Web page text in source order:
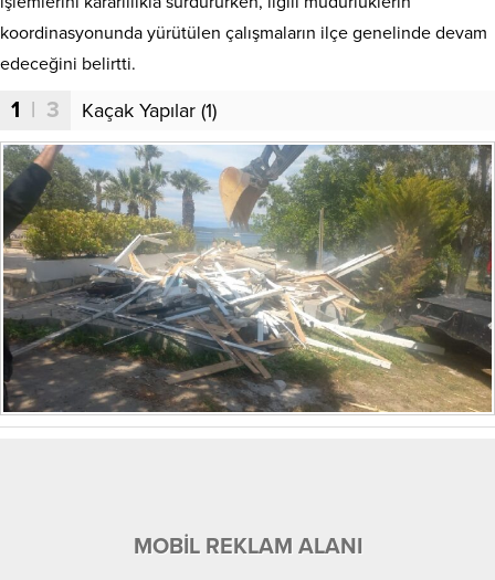
koordinasyonunda yürütülen çalışmaların ilçe genelinde devam
edeceğini belirtti.
1 | 3 Kaçak Yapılar (1)
MOBİL REKLAM ALANI